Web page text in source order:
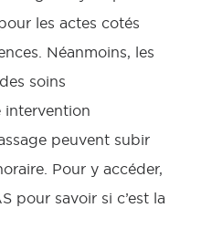
les actes cotés
Néanmoins, les
soins
intervention
peuvent subir
Pour y accéder,
pour savoir si c’est la